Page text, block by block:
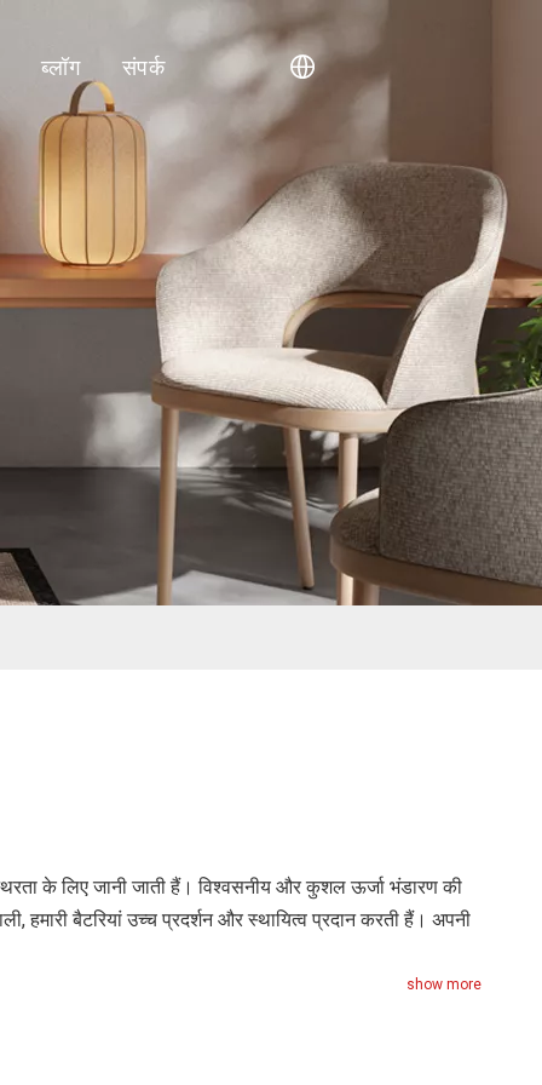
ब्लॉग संपर्क
के लिए जानी जाती हैं। विश्वसनीय और कुशल ऊर्जा भंडारण की
बैटरियां उच्च प्रदर्शन और स्थायित्व प्रदान करती हैं। अपनी
show more